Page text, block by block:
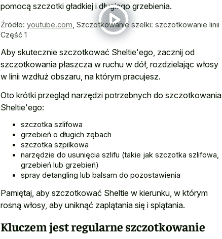
pomocą szczotki gładkiej i długiego grzebienia.
Źródło: youtube.com Szczotkowanie szelki: szczotkowanie linii
Część 1
Aby skutecznie szczotkować Sheltie'ego, zacznij od
szczotkowania płaszcza w ruchu w dół, rozdzielając włosy
w linii wzdłuż obszaru, na którym pracujesz.
Oto krótki przegląd narzędzi potrzebnych do szczotkowania
Sheltie'ego:
szczotka szlifowa
grzebień o długich zębach
szczotka szpilkowa
narzędzie do usunięcia szlifu (takie jak szczotka szlifowa,
grzebień lub grzebień)
spray detangling lub balsam do pozostawienia
Pamiętaj, aby szczotkować Sheltie w kierunku, w którym
rosną włosy, aby uniknąć zaplątania się i splątania.
Kluczem jest regularne szczotkowanie